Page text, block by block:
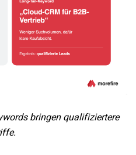
bringen qualifiziertere